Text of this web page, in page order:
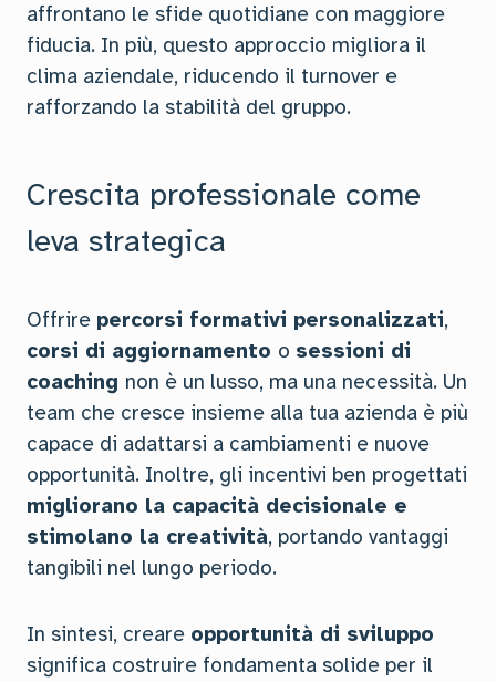
affrontano le sfide quotidiane con maggiore
fiducia. In più, questo approccio migliora il
clima aziendale, riducendo il turnover e
rafforzando la stabilità del gruppo.
Crescita professionale come
leva strategica
Offrire percorsi formativi personalizzati,
corsi di aggiornamento o sessioni di
coaching non è un lusso, ma una necessità. Un
team che cresce insieme alla tua azienda è più
capace di adattarsi a cambiamenti e nuove
opportunità. Inoltre, gli incentivi ben progettati
migliorano la capacità decisionale e
stimolano la creatività, portando vantaggi
tangibili nel lungo periodo.
In sintesi, creare opportunità di sviluppo
significa costruire fondamenta solide per il